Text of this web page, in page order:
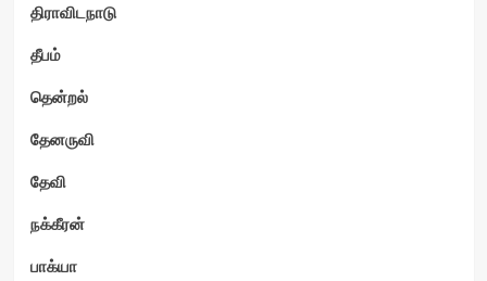
திராவிடநாடு
தீபம்
தென்றல்
தேனருவி
தேவி
நக்கீரன்
பாக்யா